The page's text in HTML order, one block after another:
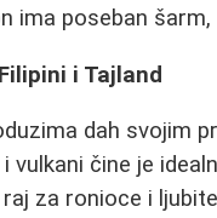
ima poseban
i Tajland
dah svojim
vulkani čine je
za ronioce i